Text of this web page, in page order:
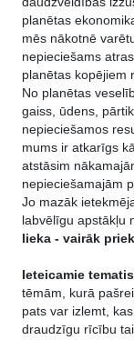
planētas
mēs nākotnē
nepieciešams
planētas kopējiem
No planētas
gaiss, ūdens,
nepieciešamos
mums ir atkarīgs
atstāsim
nepieciešamajām
Jo mazāk
labvēlīgu apstākļu
lieka - vairāk
Ieteicamie
tēmām, kurā
pats var izlemt,
draudzīgu rīcību